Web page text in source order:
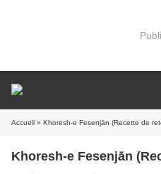
Accueil » Khoresh-e Fesenjān (Recette de
Khoresh-e Fesenjān